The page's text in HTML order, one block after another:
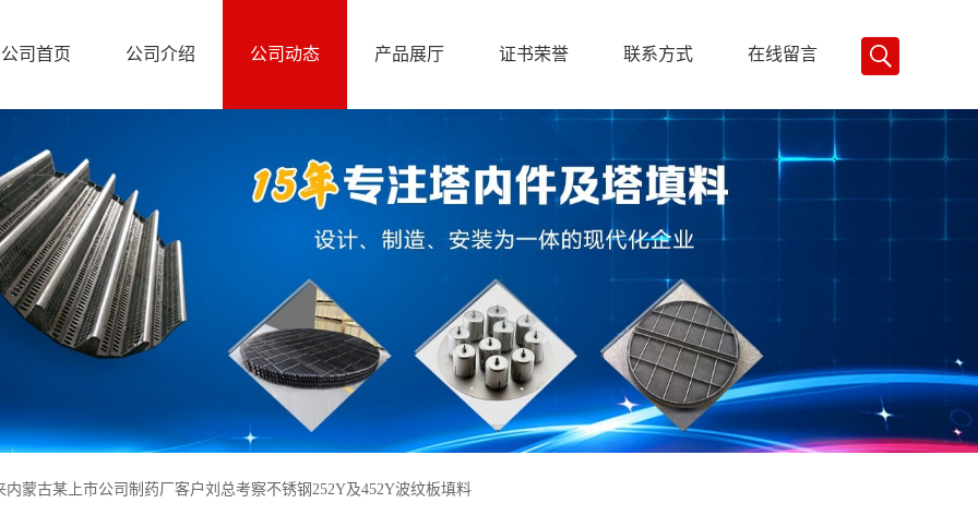
公司首页 公司介绍 公司动态 产品展厅 证书荣誉 联系方式 在线留言
蒙古某上市公司制药厂客户刘总考察不锈钢252Y及452Y波纹板填料